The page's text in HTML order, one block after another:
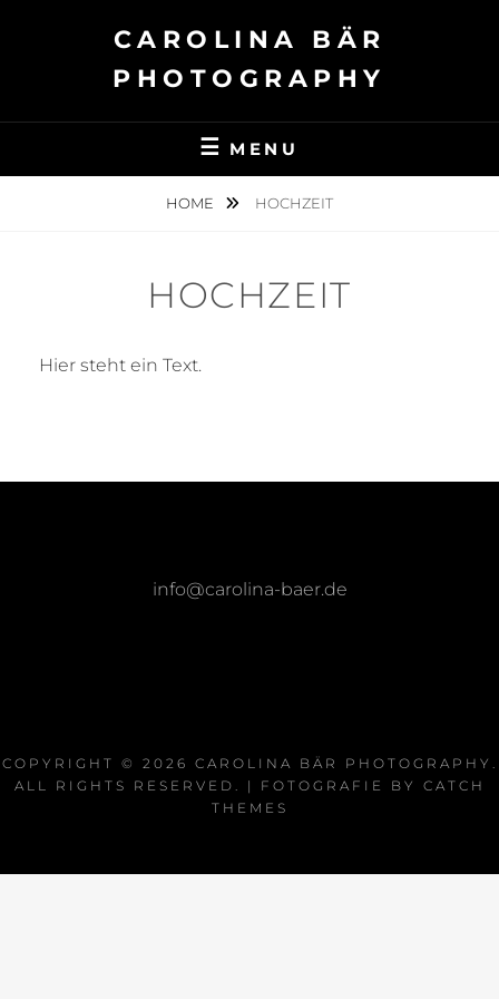
CAROLINA BÄR
PHOTOGRAPHY
MENU
HOME HOCHZEIT
HOCHZEIT
Hier steht ein Text.
info@carolina-baer.de
COPYRIGHT © 2026 CAROLINA BÄR PHOTOGRAPHY .
ALL RIGHTS RESERVED. | FOTOGRAFIE BY CATCH
THEMES